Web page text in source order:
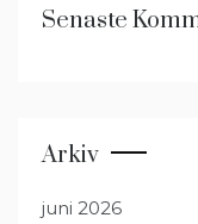
Senaste
Arkiv
juni 2026